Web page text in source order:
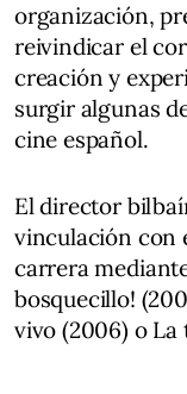
organización,
reivindicar el
creación y
surgir algunas
cine español.
El director
vinculación con
carrera
bosquecillo!
vivo (2006) o La